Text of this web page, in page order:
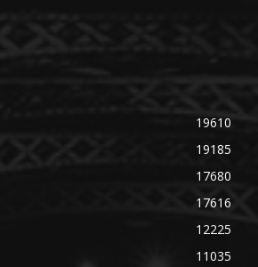
19610
19185
17680
17616
12225
11035